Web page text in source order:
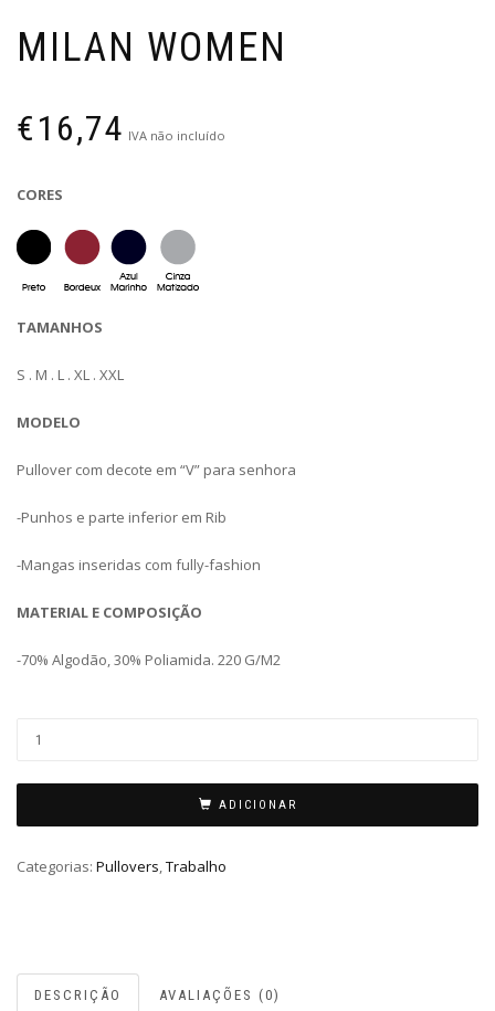
MILAN WOMEN
€16,74 IVA não incluído
CORES
TAMANHOS
S . M . L . XL . XXL
MODELO
Pullover com decote em “V” para senhora
-Punhos e parte inferior em Rib
-Mangas inseridas com fully-fashion
MATERIAL E COMPOSIÇÃO
-70% Algodão, 30% Poliamida. 220 G/M2
ADICIONAR
Categorias: Pullovers Trabalho
DESCRIÇÃO AVALIAÇÕES (0)